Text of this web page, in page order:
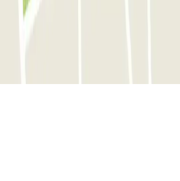
réservés